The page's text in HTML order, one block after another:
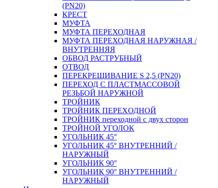
(PN20)
КРЕСТ
МУФТА
МУФТА ПЕРЕХОДНАЯ
МУФТА ПЕРЕХОДНАЯ НАРУЖНАЯ /
ВНУТРЕННЯЯ
ОБВОД РАСТРУБНЫЙ
ОТВОД
ПЕРЕКРЕЩИВАНИЕ S 2,5 (PN20)
ПЕРЕХОД С ПЛАСТМАССОВОЙ
РЕЗЬБОЙ НАРУЖНОЙ
ТРОЙНИК
ТРОЙНИК ПЕРЕXОДНОЙ
ТРОЙНИК переходной с двух сторон
ТРОЙНОЙ УГОЛОК
УГОЛЬНИК 45°
УГОЛЬНИК 45° ВНУТРЕННИЙ /
НАРУЖНЫЙ
УГОЛЬНИК 90°
УГОЛЬНИК 90° ВНУТРЕННИЙ /
НАРУЖНЫЙ